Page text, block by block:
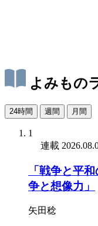
よみもの
24時間 週間 月間
1
連載
「戦争と平
争と想像力」
矢田稔